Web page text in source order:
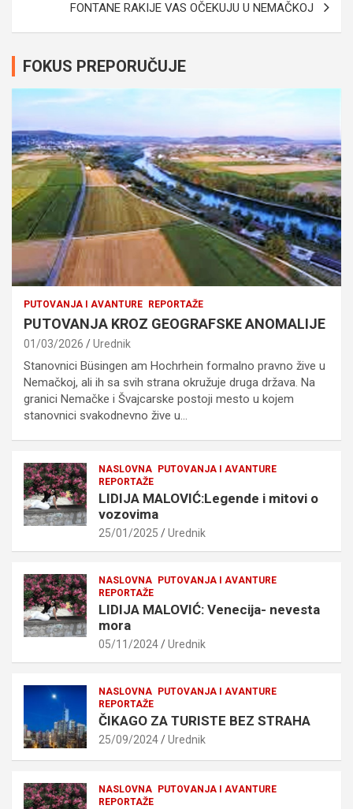
FONTANE RAKIJE VAS OČEKUJU U NEMAČKOJ
FOKUS PREPORUČUJE
PUTOVANJA I AVANTURE REPORTAŽE
PUTOVANJA KROZ GEOGRAFSKE ANOMALIJE
01/03/2026 Urednik
Stanovnici Büsingen am Hochrhein formalno pravno žive u
Nemačkoj, ali ih sa svih strana okružuje druga država. Na
granici Nemačke i Švajcarske postoji mesto u kojem
stanovnici svakodnevno žive u…
NASLOVNA PUTOVANJA I AVANTURE
REPORTAŽE
LIDIJA MALOVIĆ:Legende i mitovi o
vozovima
25/01/2025 Urednik
NASLOVNA PUTOVANJA I AVANTURE
REPORTAŽE
LIDIJA MALOVIĆ: Venecija- nevesta
mora
05/11/2024 Urednik
NASLOVNA PUTOVANJA I AVANTURE
REPORTAŽE
ČIKAGO ZA TURISTE BEZ STRAHA
25/09/2024 Urednik
NASLOVNA PUTOVANJA I AVANTURE
REPORTAŽE